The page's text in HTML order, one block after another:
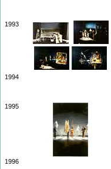
1993
1994
1995
1996